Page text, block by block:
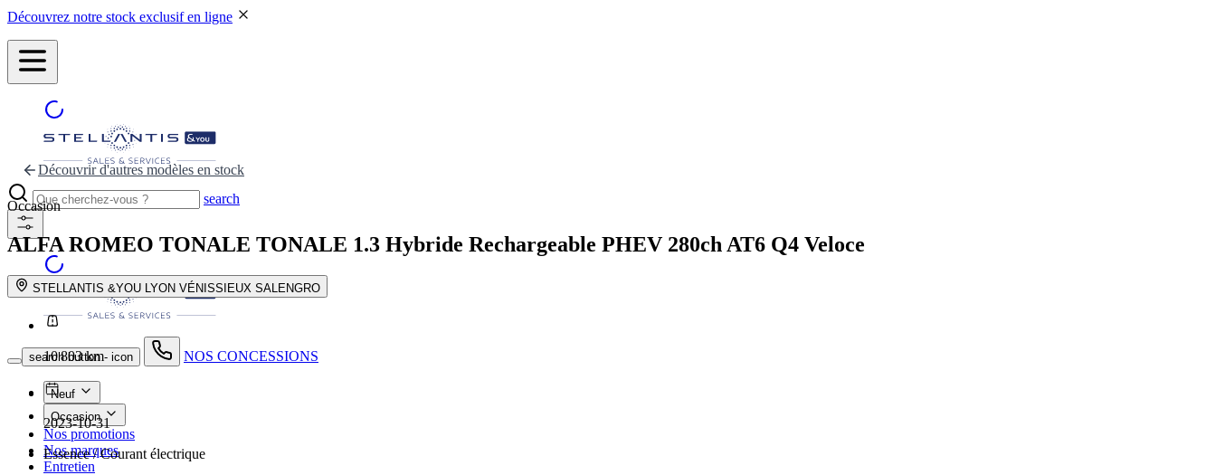
Découvrez notre stock exclusif en ligne
search
search button - icon NOS CONCESSIONS
Neuf
Occasion
Nos promotions
Nos marques
Entretien
Découvrir d'autres modèles en stock
Occasion
ALFA ROMEO TONALE TONALE 1.3 Hybride Rechargeable PHEV 280ch AT6 Q4 Veloce
STELLANTIS &YOU LYON VÉNISSIEUX SALENGRO
10 803 km
2023-10-31
Essence / Courant électrique